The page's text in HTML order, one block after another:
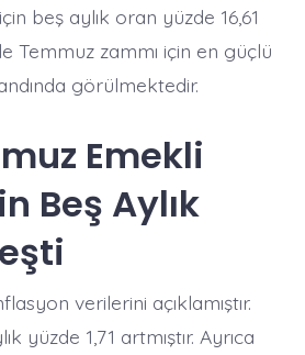
beş aylık oran yüzde 16,61
Temmuz zammı için en güçlü
görülmektedir.
Emekli
Beş Aylık
verilerini açıklamıştır.
yüzde 1,71 artmıştır. Ayrıca